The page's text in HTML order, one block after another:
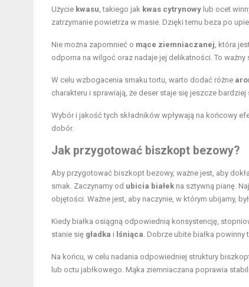
Użycie kwasu, takiego jak kwas cytrynowy lub ocet
zatrzymanie powietrza w masie. Dzięki temu beza po
Nie można zapomnieć o mące ziemniaczanej, która
odporna na wilgoć oraz nadaje jej delikatności. To
W celu wzbogacenia smaku tortu, warto dodać różne
charakteru i sprawiają, że deser staje się jeszcze bardziej
Wybór i jakość tych składników wpływają na końcowy
dobór.
Jak przygotować biszkopt bezowy?
Aby przygotować biszkopt bezowy, ważne jest, aby
smak. Zaczynamy od ubicia białek na sztywną pianę.
objętości. Ważne jest, aby naczynie, w którym ubijamy,
Kiedy białka osiągną odpowiednią konsystencję,
stanie się gładka i lśniąca. Dobrze ubite białka
Na końcu, w celu nadania odpowiedniej struktury
lub octu jabłkowego. Mąka ziemniaczana poprawia